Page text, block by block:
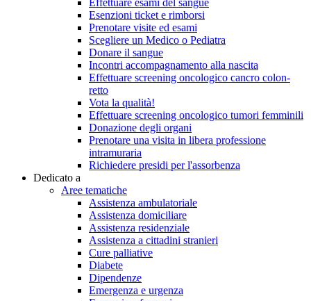
Esenzioni ticket e rimborsi
Prenotare visite ed esami
Scegliere un Medico o Pediatra
Donare il sangue
Incontri accompagnamento alla nascita
Effettuare screening oncologico cancro colon-
retto
Vota la qualità!
Effettuare screening oncologico tumori femminili
Donazione degli organi
Prenotare una visita in libera professione
intramuraria
Richiedere presidi per l'assorbenza
Dedicato a
Aree tematiche
Assistenza ambulatoriale
Assistenza domiciliare
Assistenza residenziale
Assistenza a cittadini stranieri
Cure palliative
Diabete
Dipendenze
Emergenza e urgenza